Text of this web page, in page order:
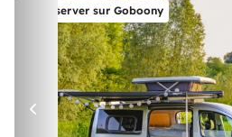
Réserver sur Goboony